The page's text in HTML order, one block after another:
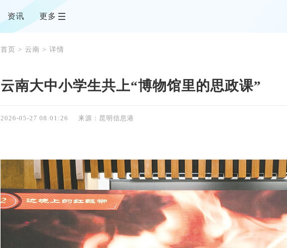
资讯 更多
首页 > 云南 > 详情
云南大中小学生共上“博物馆里的思政课”
2026-05-27 08:01:26 来源：昆明信息港